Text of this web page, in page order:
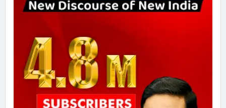
चुनाव से पहले लालू परिवार पर बड़ा झटका,
दिल्ली कोर्ट ने IRCTC घोटाले में आरोप
तय किए
1
SRN अस्पताल का नाम अमर शहीद ठाकुर